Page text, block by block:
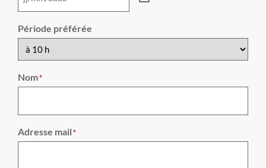
Période préférée
Nom*
Adresse mail*